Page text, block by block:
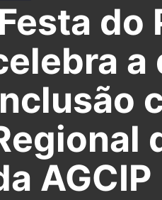
Festa do
a
AGCIP